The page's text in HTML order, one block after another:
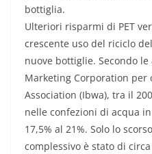
bottiglia.
Ulteriori risparmi di PET
crescente uso del riciclo
nuove bottiglie. Secondo
Marketing Corporation per
Association (Ibwa), tra il
nelle confezioni di acqua
17,5% al 21%. Solo lo
complessivo è stato di